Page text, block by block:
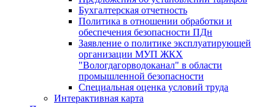
Бухгалтерская отчетность
Политика в отношении обработки и
обеспечения безопасности ПДн
Заявление о политике эксплуатирующей
организации МУП ЖКХ
"Вологдагорводоканал" в области
промышленной безопасности
Специальная оценка условий труда
Интерактивная карта